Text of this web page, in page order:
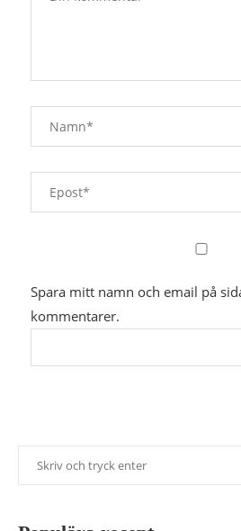
Spara mitt namn och email på
kommentarer.